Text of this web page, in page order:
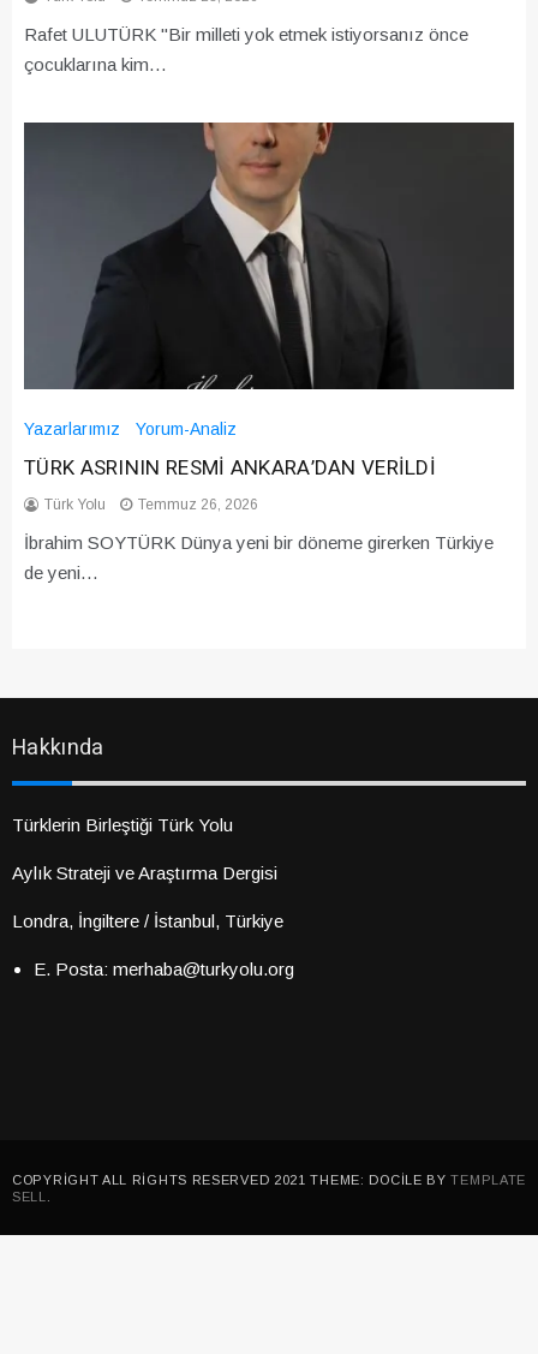
Rafet ULUTÜRK "Bir milleti yok etmek istiyorsanız önce
çocuklarına kim…
Yazarlarımız Yorum-Analiz
TÜRK ASRININ RESMİ ANKARA’DAN VERİLDİ
Türk Yolu Temmuz 26, 2026
İbrahim SOYTÜRK Dünya yeni bir döneme girerken Türkiye
de yeni…
Hakkında
Türklerin Birleştiği Türk Yolu
Aylık Strateji ve Araştırma Dergisi
Londra, İngiltere / İstanbul, Türkiye
E. Posta: merhaba@turkyolu.org
COPYRIGHT ALL RIGHTS RESERVED 2021 THEME: DOCILE BYTEMPLATE
SELL